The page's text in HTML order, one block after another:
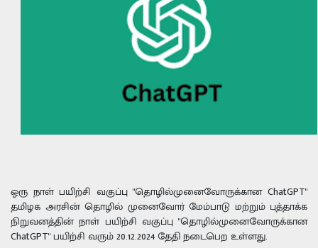
ஒரு நாள் பயிற்சி வகுப்பு "தொழில்முனைவோருக்கான ChatGPT"
தமிழக அரசின் தொழில் முனைவோர் மேம்பாடு மற்றும் புத்தாக்க
நிறுவனத்தின் நாள் பயிற்சி வகுப்பு "தொழில்முனைவோருக்கான
ChatGPT" பயிற்சி வரும் 20.12.2024 தேதி நடைபெற உள்ளது.